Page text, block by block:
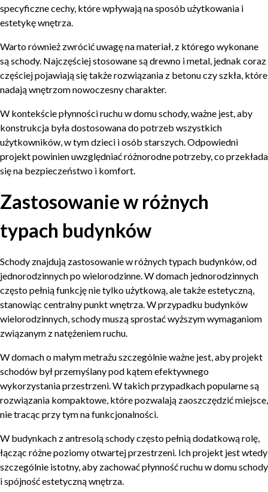
specyficzne cechy, które wpływają na sposób użytkowania i
estetykę wnętrza.
Warto również zwrócić uwagę na materiał, z którego wykonane
są schody. Najczęściej stosowane są drewno i metal, jednak coraz
częściej pojawiają się także rozwiązania z betonu czy szkła, które
nadają wnętrzom nowoczesny charakter.
W kontekście płynności ruchu w domu schody, ważne jest, aby
konstrukcja była dostosowana do potrzeb wszystkich
użytkowników, w tym dzieci i osób starszych. Odpowiedni
projekt powinien uwzględniać różnorodne potrzeby, co przekłada
się na bezpieczeństwo i komfort.
Zastosowanie w różnych
typach budynków
Schody znajdują zastosowanie w różnych typach budynków, od
jednorodzinnych po wielorodzinne. W domach jednorodzinnych
często pełnią funkcję nie tylko użytkową, ale także estetyczną,
stanowiąc centralny punkt wnętrza. W przypadku budynków
wielorodzinnych, schody muszą sprostać wyższym wymaganiom
związanym z natężeniem ruchu.
W domach o małym metrażu szczególnie ważne jest, aby projekt
schodów był przemyślany pod kątem efektywnego
wykorzystania przestrzeni. W takich przypadkach popularne są
rozwiązania kompaktowe, które pozwalają zaoszczędzić miejsce,
nie tracąc przy tym na funkcjonalności.
W budynkach z antresolą schody często pełnią dodatkową rolę,
łącząc różne poziomy otwartej przestrzeni. Ich projekt jest wtedy
szczególnie istotny, aby zachować płynność ruchu w domu schody
i spójność estetyczną wnętrza.